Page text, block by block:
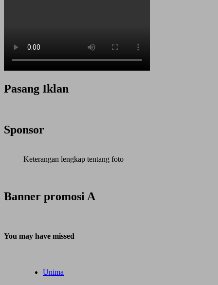
Pasang Iklan
Sponsor
Keterangan lengkap tentang foto
Banner promosi A
You may have missed
Unima